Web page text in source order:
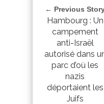
← Previous
Hambourg : Un
campement
anti-Israël
autorisé dans
parc d’où les
nazis
déportaient les
Juifs